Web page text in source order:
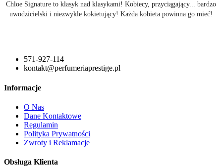
Chloe Signature to klasyk nad klasykami! Kobiecy, przyciągający... bardzo
uwodzicielski i niezwykle kokietujący! Każda kobieta powinna go mieć!
571-927-114
kontakt@perfumeriaprestige.pl
Informacje
O Nas
Dane Kontaktowe
Regulamin
Polityka Prywatności
Zwroty i Reklamacje
Obsługa Klienta